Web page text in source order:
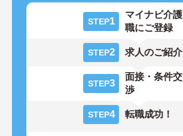
STEP1
マイナビ介護
職にご登録
STEP2 求人のご紹介
STEP3
面接・条件交
渉
STEP4 転職成功！